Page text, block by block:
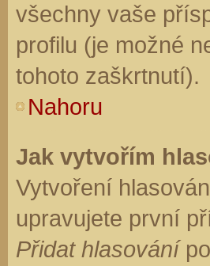
všechny vaše
profilu (je možné
tohoto zaškrtnutí).
Nahoru
Jak vytvořím
Vytvoření
upravujete první
Přidat hlasování